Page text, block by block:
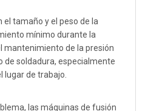
tamaño y el peso de la
mínimo durante la
mantenimiento de la presión
de soldadura, especialmente
lugar de trabajo.
las máquinas de fusión